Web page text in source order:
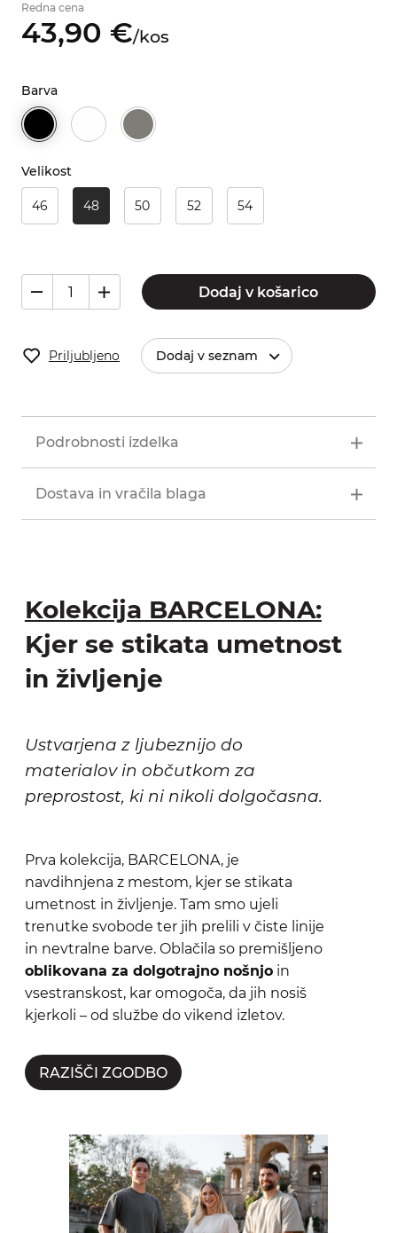
Redna cena
43,90 €/kos
Barva
Velikost
46 48 50 52 54
Dodaj v košarico
Priljubljeno Dodaj v seznam
Podrobnosti izdelka
Dostava in vračila blaga
Kolekcija BARCELONA:
Kjer se stikata umetnost
in življenje
Ustvarjena z ljubeznijo do
materialov in občutkom za
preprostost, ki ni nikoli dolgočasna.
Prva kolekcija, BARCELONA, je
navdihnjena z mestom, kjer se stikata
umetnost in življenje. Tam smo ujeli
trenutke svobode ter jih prelili v čiste linije
in nevtralne barve. Oblačila so premišljeno
oblikovana za dolgotrajno nošnjoin
vsestranskost, kar omogoča, da jih nosiš
kjerkoli – od službe do vikend izletov.
RAZIŠČI ZGODBO